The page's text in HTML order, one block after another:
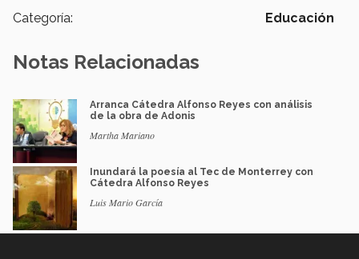
Categoría: Educación
Notas Relacionadas
Arranca Cátedra Alfonso Reyes con análisis
de la obra de Adonis
Martha Mariano
Inundará la poesía al Tec de Monterrey con
Cátedra Alfonso Reyes
Luis Mario García